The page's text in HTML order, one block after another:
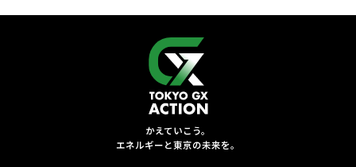
かえていこう。
エネルギーと東京の未来を。